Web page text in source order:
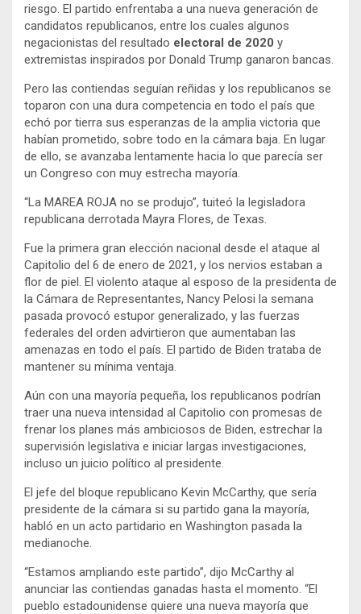
riesgo. El partido enfrentaba a una nueva generación de
candidatos republicanos, entre los cuales algunos
negacionistas del resultado electoral de 2020 y
extremistas inspirados por Donald Trump ganaron bancas.
Pero las contiendas seguían reñidas y los republicanos se
toparon con una dura competencia en todo el país que
echó por tierra sus esperanzas de la amplia victoria que
habían prometido, sobre todo en la cámara baja. En lugar
de ello, se avanzaba lentamente hacia lo que parecía ser
un Congreso con muy estrecha mayoría.
“La MAREA ROJA no se produjo”, tuiteó la legisladora
republicana derrotada Mayra Flores, de Texas.
Fue la primera gran elección nacional desde el ataque al
Capitolio del 6 de enero de 2021, y los nervios estaban a
flor de piel. El violento ataque al esposo de la presidenta de
la Cámara de Representantes, Nancy Pelosi la semana
pasada provocó estupor generalizado, y las fuerzas
federales del orden advirtieron que aumentaban las
amenazas en todo el país. El partido de Biden trataba de
mantener su mínima ventaja.
Aún con una mayoría pequeña, los republicanos podrían
traer una nueva intensidad al Capitolio con promesas de
frenar los planes más ambiciosos de Biden, estrechar la
supervisión legislativa e iniciar largas investigaciones,
incluso un juicio político al presidente.
El jefe del bloque republicano Kevin McCarthy, que sería
presidente de la cámara si su partido gana la mayoría,
habló en un acto partidario en Washington pasada la
medianoche.
“Estamos ampliando este partido”, dijo McCarthy al
anunciar las contiendas ganadas hasta el momento. “El
pueblo estadounidense quiere una nueva mayoría que